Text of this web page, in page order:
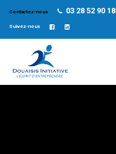
Contactez-nous 03 28 52 90 18
Suivez-nous